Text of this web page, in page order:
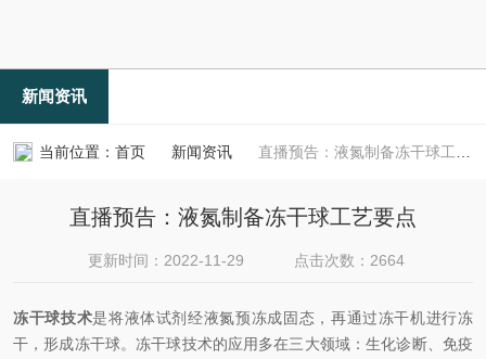
新闻资讯
当前位置： 首页 新闻资讯 直播预告：液氮制备冻干球工艺要点
直播预告：液氮制备冻干球工艺要点
更新时间：2022-11-29 点击次数：2664
冻干球技术是将液体试剂经液氮预冻成固态，再通过冻干机进行冻
干，形成冻干球。冻干球技术的应用多在三大领域：生化诊断、免疫